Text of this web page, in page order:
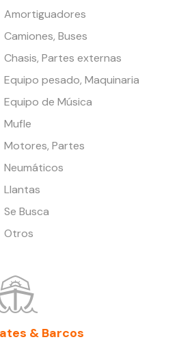
Amortiguadores
Camiones, Buses
Chasis, Partes externas
Equipo pesado, Maquinaria
Equipo de Música
Mufle
Motores, Partes
Neumáticos
Llantas
Se Busca
Otros
& Barcos